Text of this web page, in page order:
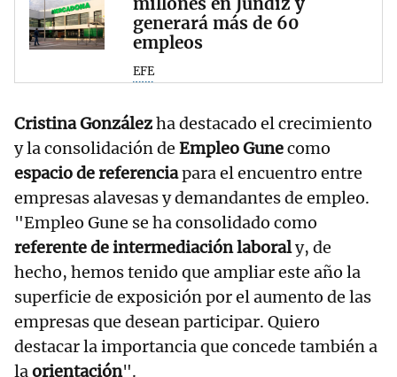
generará más de 60
empleos
EFE
Cristina Gonzálezha destacado el crecimiento
y la consolidación de Empleo Gunecomo
espacio de referenciapara el encuentro entre
empresas alavesas y demandantes de empleo.
"Empleo Gune se ha consolidado como
referente de intermediación laboraly, de
hecho, hemos tenido que ampliar este año la
superficie de exposición por el aumento de las
empresas que desean participar. Quiero
destacar la importancia que concede también a
laorientación".